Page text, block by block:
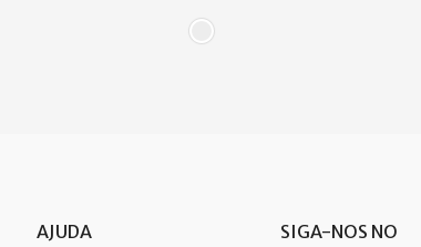
AJUDA SIGA-NOS NO